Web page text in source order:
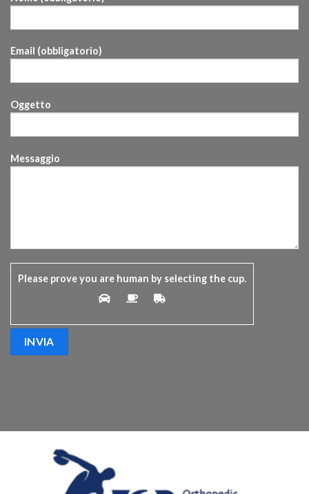
Email (obbligatorio)
Oggetto
Messaggio
Please prove you are human by selecting the cup.